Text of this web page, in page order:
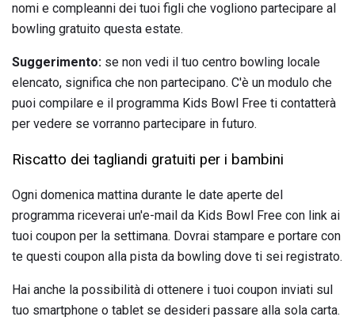
nomi e compleanni dei tuoi figli che vogliono partecipare al
bowling gratuito questa estate.
Suggerimento: se non vedi il tuo centro bowling locale
elencato, significa che non partecipano. C'è un modulo che
puoi compilare e il programma Kids Bowl Free ti contatterà
per vedere se vorranno partecipare in futuro.
Riscatto dei tagliandi gratuiti per i bambini
Ogni domenica mattina durante le date aperte del
programma riceverai un'e-mail da Kids Bowl Free con link ai
tuoi coupon per la settimana. Dovrai stampare e portare con
te questi coupon alla pista da bowling dove ti sei registrato.
Hai anche la possibilità di ottenere i tuoi coupon inviati sul
tuo smartphone o tablet se desideri passare alla sola carta.